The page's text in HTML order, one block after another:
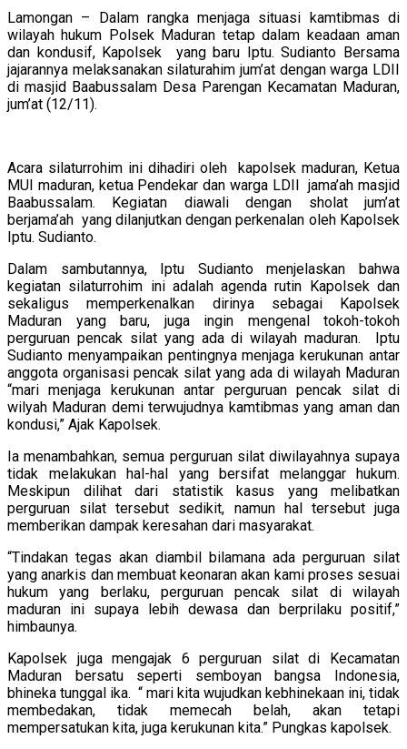
Lamongan – Dalam rangka menjaga situasi kamtibmas di
wilayah hukum Polsek Maduran tetap dalam keadaan aman
dan kondusif, Kapolsek yang baru Iptu. Sudianto Bersama
jajarannya melaksanakan silaturahim jum’at dengan warga LDII
di masjid Baabussalam Desa Parengan Kecamatan Maduran,
jum’at (12/11).
Acara silaturrohim ini dihadiri oleh kapolsek maduran, Ketua
MUI maduran, ketua Pendekar dan warga LDII jama’ah masjid
Baabussalam. Kegiatan diawali dengan sholat jum’at
berjama’ah yang dilanjutkan dengan perkenalan oleh Kapolsek
Iptu. Sudianto.
Dalam sambutannya, Iptu Sudianto menjelaskan bahwa
kegiatan silaturrohim ini adalah agenda rutin Kapolsek dan
sekaligus memperkenalkan dirinya sebagai Kapolsek
Maduran yang baru, juga ingin mengenal tokoh-tokoh
perguruan pencak silat yang ada di wilayah maduran. Iptu
Sudianto menyampaikan pentingnya menjaga kerukunan antar
anggota organisasi pencak silat yang ada di wilayah Maduran
“mari menjaga kerukunan antar perguruan pencak silat di
wilyah Maduran demi terwujudnya kamtibmas yang aman dan
kondusi,” Ajak Kapolsek.
Ia menambahkan, semua perguruan silat diwilayahnya supaya
tidak melakukan hal-hal yang bersifat melanggar hukum.
Meskipun dilihat dari statistik kasus yang melibatkan
perguruan silat tersebut sedikit, namun hal tersebut juga
memberikan dampak keresahan dari masyarakat.
“Tindakan tegas akan diambil bilamana ada perguruan silat
yang anarkis dan membuat keonaran akan kami proses sesuai
hukum yang berlaku, perguruan pencak silat di wilayah
maduran ini supaya lebih dewasa dan berprilaku positif,”
himbaunya.
Kapolsek juga mengajak 6 perguruan silat di Kecamatan
Maduran bersatu seperti semboyan bangsa Indonesia,
bhineka tunggal ika. “ mari kita wujudkan kebhinekaan ini, tidak
membedakan, tidak memecah belah, akan tetapi
mempersatukan kita, juga kerukunan kita.” Pungkas kapolsek.